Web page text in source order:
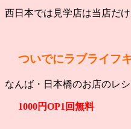
西日本では見学店は当店だ
ついでにラブライフ
なんば・日本橋のお店のレ
1000円OP1回無料